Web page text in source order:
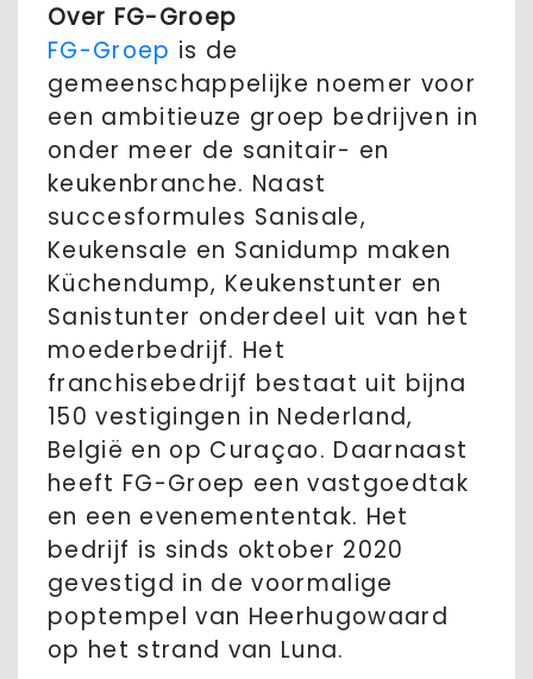
Over FG-Groep
FG-Groep is de
gemeenschappelijke noemer voor
een ambitieuze groep bedrijven in
onder meer de sanitair- en
keukenbranche. Naast
succesformules Sanisale,
Keukensale en Sanidump maken
Küchendump, Keukenstunter en
Sanistunter onderdeel uit van het
moederbedrijf. Het
franchisebedrijf bestaat uit bijna
150 vestigingen in Nederland,
België en op Curaçao. Daarnaast
heeft FG-Groep een vastgoedtak
en een evenemententak. Het
bedrijf is sinds oktober 2020
gevestigd in de voormalige
poptempel van Heerhugowaard
op het strand van Luna.